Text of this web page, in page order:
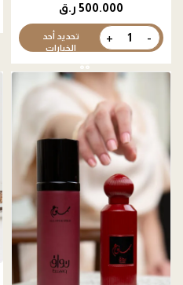
دو برفان
500.000 ر.ق
تحديد أحد
الخيارات